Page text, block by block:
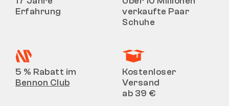
Erfahrung
verkaufte Paar
Schuhe
5 % Rabatt im
Bennon Club
Kostenloser
Versand
ab 39 €